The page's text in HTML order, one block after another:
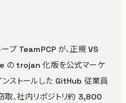
プ TeamPCP が、正規 VS
の trojan 化版を公式マーケ
ンストールした GitHub 従業員
取、社内リポジトリ約 3,800